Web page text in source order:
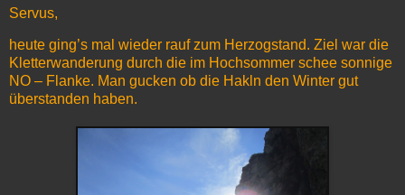
Servus,
heute ging’s mal wieder rauf zum Herzogstand. Ziel war die
Kletterwanderung durch die im Hochsommer schee sonnige
NO – Flanke. Man gucken ob die Hakln den Winter gut
überstanden haben.